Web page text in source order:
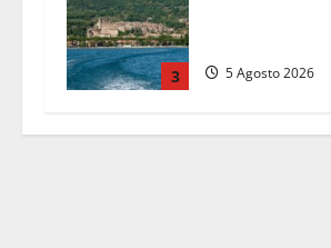
3 5 Agosto 2026